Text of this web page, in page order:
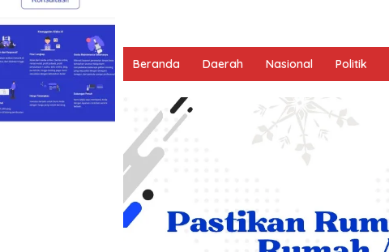
Beranda Daerah Nasional Politik